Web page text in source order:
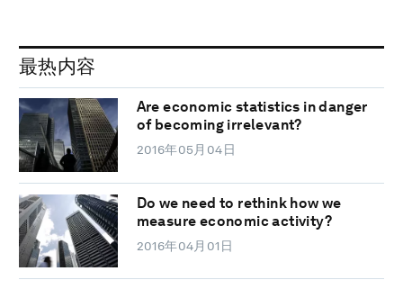
最热内容
Are economic statistics in danger
of becoming irrelevant?
2016年05月04日
Do we need to rethink how we
measure economic activity?
2016年04月01日